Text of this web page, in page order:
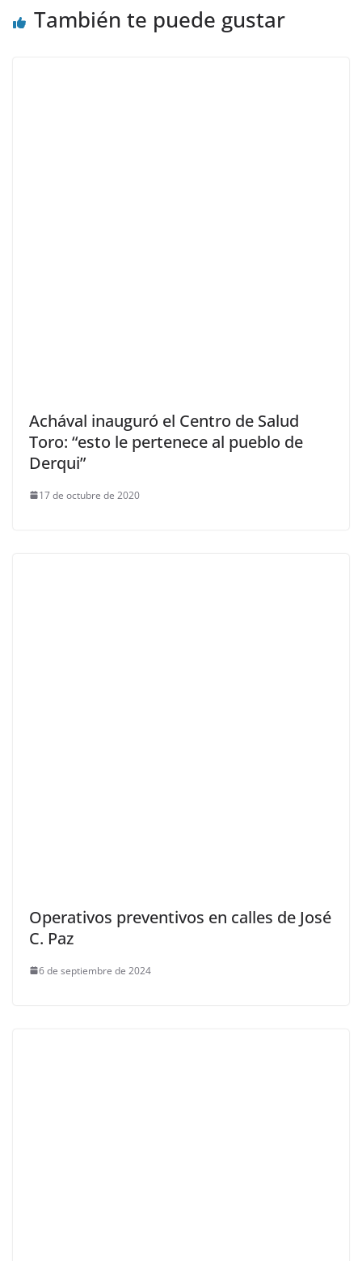
También te puede gustar
Achával inauguró el Centro de Salud
Toro: “esto le pertenece al pueblo de
Derqui”
17 de octubre de 2020
Operativos preventivos en calles de José
C. Paz
6 de septiembre de 2024